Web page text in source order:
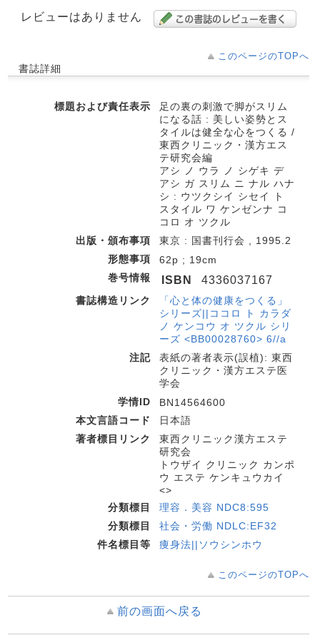
レビューはありません
このページのTOPへ
書誌詳細
標題および責任表示
足の裏の刺激で脚がスリム
になる話 : 美しい姿勢とス
タイルは健全な心をつくる /
東西クリニック・漢方エス
テ研究会編
アシ ノ ウラ ノ シゲキ デ
アシ ガ スリム ニ ナル ハナ
シ : ウツクシイ シセイ ト
スタイル ワ ケンゼンナ コ
コロ オ ツクル
出版・頒布事項
東京 : 国書刊行会 , 1995.2
形態事項
62p ; 19cm
巻号情報
ISBN 4336037167
書誌構造リンク
「心と体の健康をつくる」
シリーズ||ココロ ト カラダ
ノ ケンコウ オ ツクル シリ
ーズ <BB00028760> 6//a
注記
表紙の著者表示(誤植): 東西
クリニック・漢方エステ医
学会
学情ID
BN14564600
本文言語コード
日本語
著者標目リンク
東西クリニック漢方エステ
研究会
トウザイ クリニック カンポ
ウ エステ ケンキュウカイ
<>
分類標目
理容．美容 NDC8:595
分類標目
社会・労働 NDLC:EF32
件名標目等
痩身法||ソウシンホウ
このページのTOPへ
前の画面へ戻る